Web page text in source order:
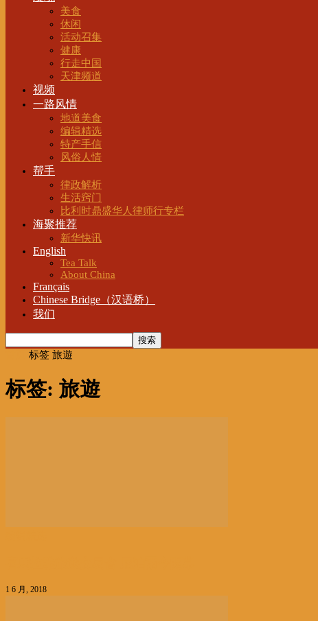
美食
休闲
活动召集
健康
行走中国
天津频道
视频
一路风情
地道美食
编辑精选
特产手信
风俗人情
帮手
律政解析
生活窍门
比利时鼎盛华人律师行专栏
海聚推荐
新华快讯
English
Tea Talk
About China
Français
Chinese Bridge（汉语桥）
我们
标签 旅遊
标签: 旅遊
1 6 月, 2018